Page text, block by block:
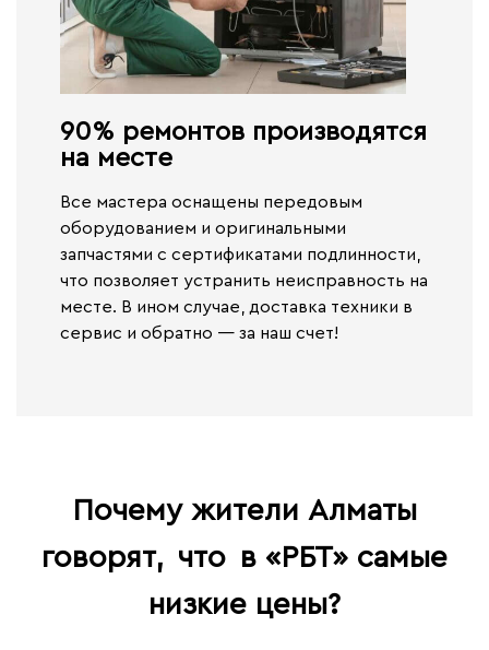
90% ремонтов производятся
на месте​
Все мастера оснащены передовым
оборудованием и оригинальными
запчастями с сертификатами подлинности,
что позволяет устранить неисправность на
месте. В ином случае, доставка техники в
сервис и обратно — за наш счет!
Почему жители Алматы
говорят, что в «РБТ» самые
низкие цены?